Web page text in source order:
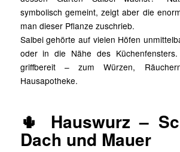
symbolisch gemeint, zeigt aber die
man dieser Pflanze zuschrieb.
Salbei gehörte auf vielen Höfen
oder in die Nähe des
griffbereit – zum Würzen,
Hausapotheke.
🌵 Hauswurz –
Dach und Mauer